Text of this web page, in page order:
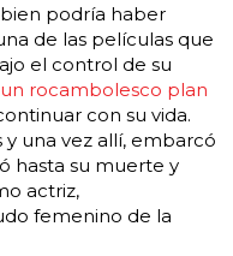
podría haber
de las películas que
el control de su
rocambolesco plan
con su vida.
y una vez allí, embarcó
hasta su muerte y
actriz,
femenino de la